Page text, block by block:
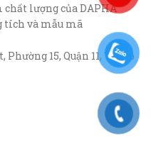
lượng của DAPHA
tích và mẫu mã
15, Quận 11, TP Hồ